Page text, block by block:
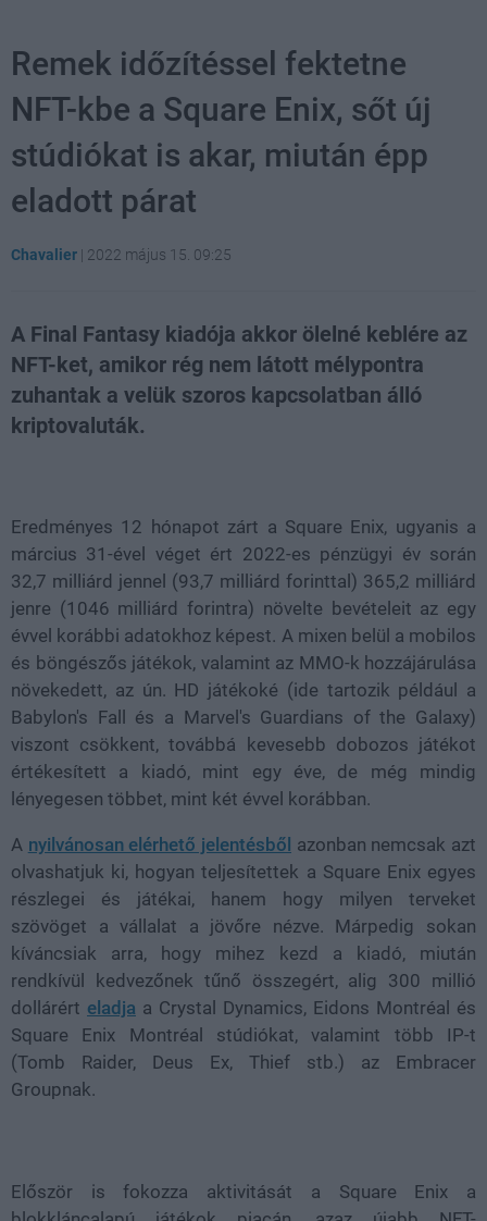
Remek időzítéssel fektetne
NFT-kbe a Square Enix, sőt új
stúdiókat is akar, miután épp
eladott párat
Chavalier | 2022 május 15. 09:25
A Final Fantasy kiadója akkor ölelné keblére az
NFT-ket, amikor rég nem látott mélypontra
zuhantak a velük szoros kapcsolatban álló
kriptovaluták.
Eredményes 12 hónapot zárt a Square Enix, ugyanis a
március 31-ével véget ért 2022-es pénzügyi év során
32,7 milliárd jennel (93,7 milliárd forinttal) 365,2 milliárd
jenre (1046 milliárd forintra) növelte bevételeit az egy
évvel korábbi adatokhoz képest. A mixen belül a mobilos
és böngészős játékok, valamint az MMO-k hozzájárulása
növekedett, az ún. HD játékoké (ide tartozik például a
Babylon's Fall és a Marvel's Guardians of the Galaxy)
viszont csökkent, továbbá kevesebb dobozos játékot
értékesített a kiadó, mint egy éve, de még mindig
lényegesen többet, mint két évvel korábban.
A nyilvánosan elérhető jelentésből azonban nemcsak azt
olvashatjuk ki, hogyan teljesítettek a Square Enix egyes
részlegei és játékai, hanem hogy milyen terveket
szövöget a vállalat a jövőre nézve. Márpedig sokan
kíváncsiak arra, hogy mihez kezd a kiadó, miután
rendkívül kedvezőnek tűnő összegért, alig 300 millió
dollárért eladja a Crystal Dynamics, Eidons Montréal és
Square Enix Montréal stúdiókat, valamint több IP-t
(Tomb Raider, Deus Ex, Thief stb.) az Embracer
Groupnak.
Először is fokozza aktivitását a Square Enix a